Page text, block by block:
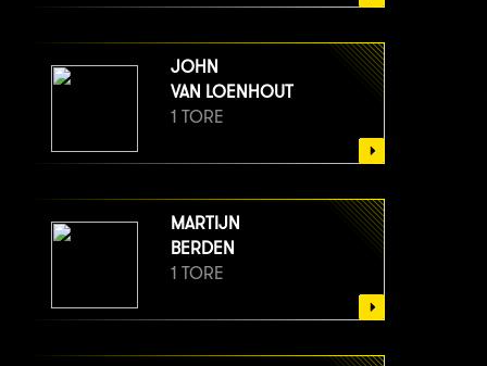
JOHN
VAN LOENHOUT
1 TORE
MARTIJN
BERDEN
1 TORE